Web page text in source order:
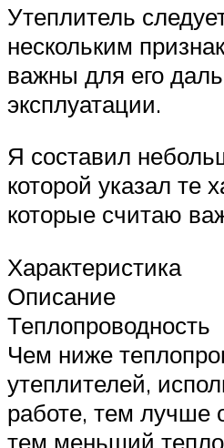
Утеплитель
нескольким
важны для его
эксплуатации.
Я составил
которой указал те
которые считаю
Характеристика
Описание
Теплопроводность
Чем ниже
утеплителей,
работе, тем лучше
тем меньший